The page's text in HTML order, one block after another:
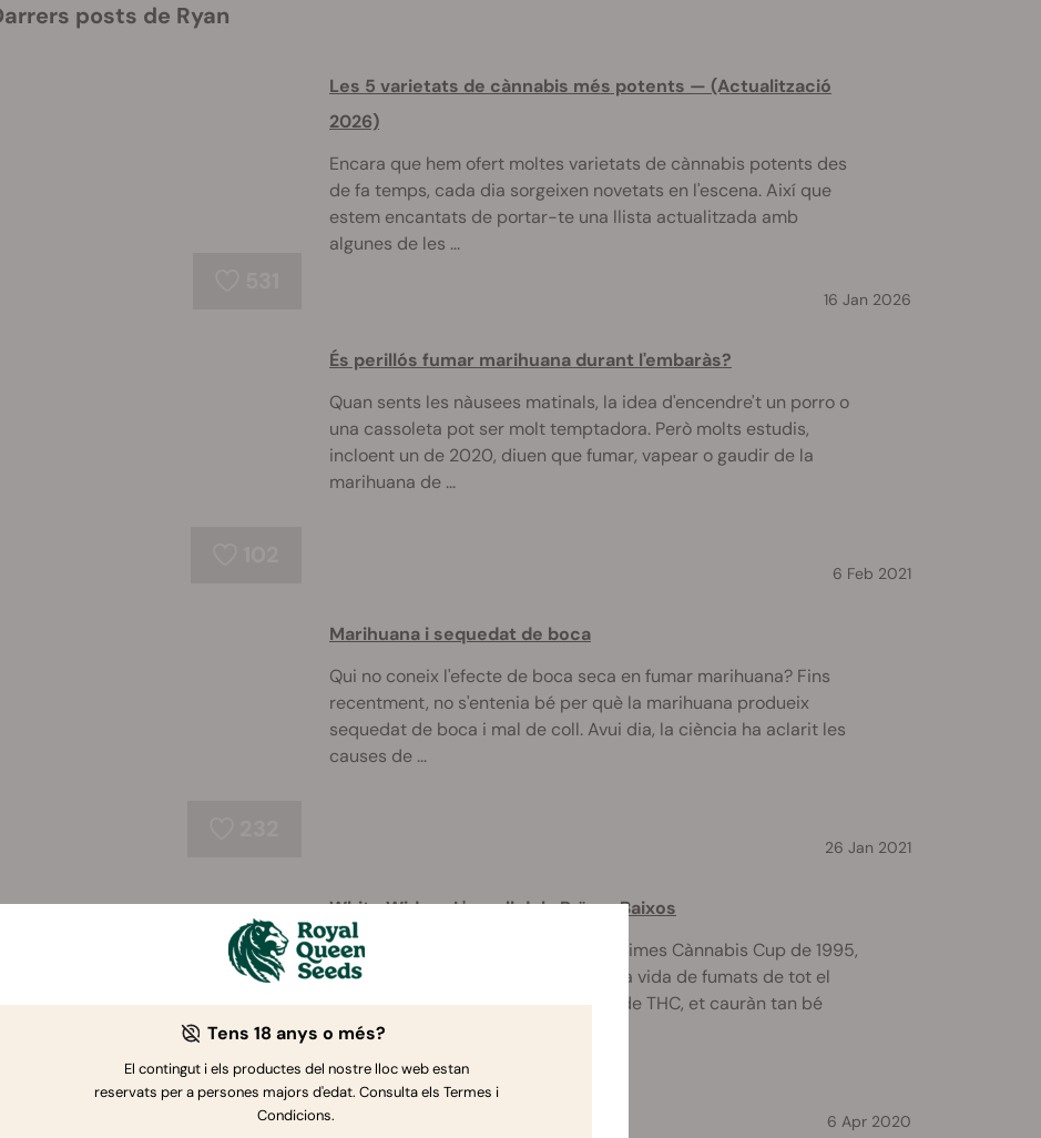
posts de Ryan
Les 5 varietats de cànnabis més potents — (Actualització
2026)
Encara que hem ofert moltes varietats de cànnabis potents des
de fa temps, cada dia sorgeixen novetats en l'escena. Així que
estem encantats de portar-te una llista actualitzada amb
algunes de les ...
16 Jan 2026
És perillós fumar marihuana durant l'embaràs?
Quan sents les nàusees matinals, la idea d'encendre't un porro o
una cassoleta pot ser molt temptadora. Però molts estudis,
incloent un de 2020, diuen que fumar, vapear o gaudir de la
marihuana de ...
6 Feb 2021
Marihuana i sequedat de boca
Qui no coneix l'efecte de boca seca en fumar marihuana? Fins
recentment, no s'entenia bé per què la marihuana produeix
sequedat de boca i mal de coll. Avui dia, la ciència ha aclarit les
causes de ...
26 Jan 2021
162
White Widow: L'orgull dels Països Baixos
La White Widow va guanyar la High Times Cànnabis Cup de 1995,
i des de llavors ha estat present en la vida de fumats de tot el
món. Els seus cabdells, amb un 19% de THC, et cauràn tan bé
com els de ...
6 Apr 2020
Tens 18 anys o més?
El contingut i els productes del nostre lloc web estan
reservats per a persones majors d'edat. Consulta els Termes i
Condicions.